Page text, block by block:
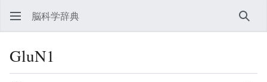
脳科学辞典 検索
GluN1